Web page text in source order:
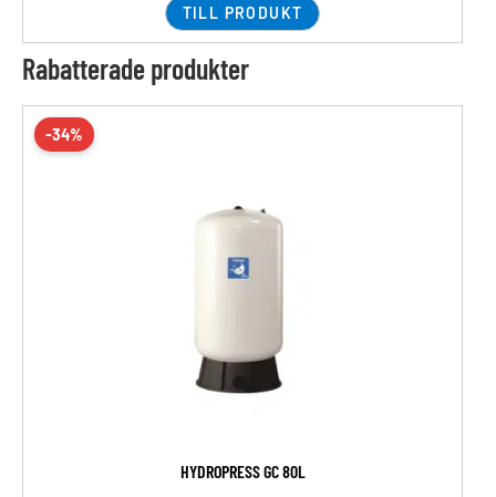
TILL PRODUKT
Rabatterade produkter
-34%
HYDROPRESS GC 80L